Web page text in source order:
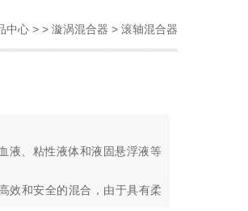
中心 > > 漩涡混合器 > 滚轴混合器
液、粘性液体和液固悬浮液等
效和安全的混合，由于具有柔